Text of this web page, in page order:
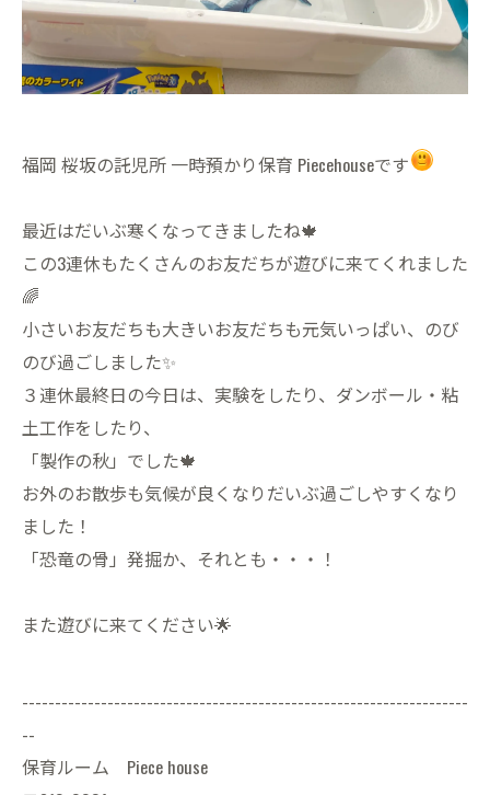
福岡 桜坂の託児所 一時預かり保育 Piecehouseです
最近はだいぶ寒くなってきましたね🍁
この3連休もたくさんのお友だちが遊びに来てくれました
🌈
小さいお友だちも大きいお友だちも元気いっぱい、のび
のび過ごしました✨
３連休最終日の今日は、実験をしたり、ダンボール・粘
土工作をしたり、
「製作の秋」でした🍁
お外のお散歩も気候が良くなりだいぶ過ごしやすくなり
ました！
「恐竜の骨」発掘か、それとも・・・！
また遊びに来てください🌟
--------------------------------------------------------------------
--
保育ルーム Piece house